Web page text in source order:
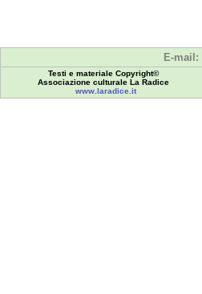
E-mail:
Testi e materiale Copyright©
Associazione culturale La Radice
www.laradice.it